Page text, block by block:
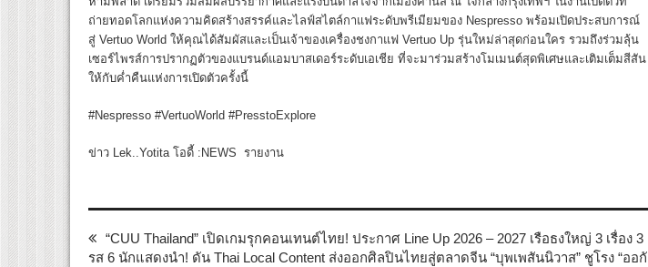
ถ่ายทอดโลกแห่งความคิดสร้างสรรค์และไลฟ์สไตล์กาแฟระดับพรีเมียมของ Nespresso พร้อมเปิดประสบการณ์
สู่ Vertuo World ให้คุณได้สัมผัสและเป็นเจ้าของเครื่องชงกาแฟ Vertuo Up รุ่นใหม่ล่าสุดก่อนใคร รวมถึงร่วมลุ้น
เซอร์ไพรส์การปรากฏตัวของแบรนด์แอมบาสเดอร์ระดับเอเชีย ที่จะมาร่วมสร้างโมเมนต์สุดพิเศษและเติมเต็มสีสัน
ให้กับค่ำคืนแห่งการเปิดตัวครั้งนี้
#Nespresso #VertuoWorld #PresstoExplore
ข่าว Lek..Yotita โอดี้ :NEWS รายงาน
“CUU Thailand” เปิดเกมรุกคอนเทนต์ไทย! ประกาศ Line Up 2026 – 2027 เรือธงใหญ่ 3 เรื่อง 3
รส 6 นักแสดงนำ! ดัน Thai Local Content ส่งออกศิลปินไทยสู่ตลาดจีน “บุพเพสันนิวาส” ชูโรง “ออกั